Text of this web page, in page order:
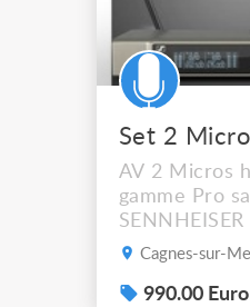
AV 2 Micros
gamme Pro
NEUFS, pour
bande
Cagnes-sur-
990.00